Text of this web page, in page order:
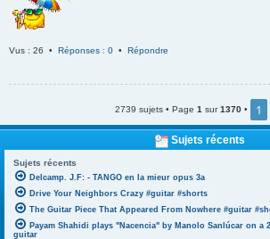
Vus : 26 • Réponses : 0 • Répondre
2739 sujets • Page 1 sur1370 • 1
Sujets récents
Sujets récents
Delcamp. J.F: - TANGO en la mieur opus 3a
Drive Your Neighbors Crazy #guitar #shorts
The Guitar Piece That Appeared From Nowhere #guitar
Payam Shahidi plays "Nacencia" by Manolo Sanlúcar on a
guitar